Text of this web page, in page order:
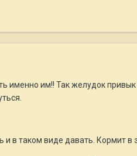
именно им!! Так желудок
в таком виде давать. Кормит в